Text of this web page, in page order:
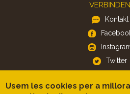
VERBINDEN
Kontakt
Twitter
APP
Usem les cookies per a